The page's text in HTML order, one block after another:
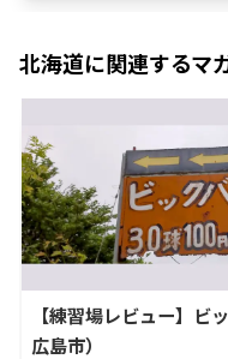
北海道に関連するマ
【練習場レビュー】ビ
広島市）